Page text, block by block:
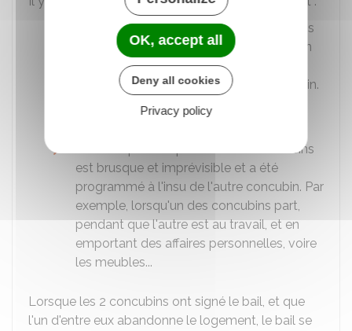
Soit lorsque le départ d'un des concubins
est rendu inéluctable et définitif en raison
de son état de santé, et que ce départ
s'impose à lui-même et à l'autre concubin.
Par exemple, lorsque l'un des concubins
Ehpad .
Soit lorsque le départ d'un des concubins
est brusque et imprévisible et a été
programmé à l'insu de l'autre concubin. Par
exemple, lorsqu'un des concubins part,
pendant que l'autre est au travail, et en
emportant des affaires personnelles, voire
les meubles...
Lorsque les 2 concubins ont signé le bail, et que
l'un d'entre eux abandonne le logement, le bail se
OK, accept all
Deny all cookies
Privacy policy